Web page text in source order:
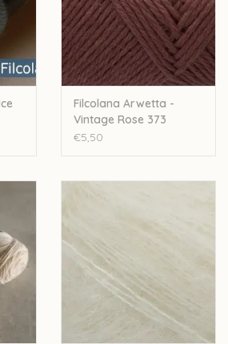
Filcolana Arwetta -
Vintage Rose 373
€5,50